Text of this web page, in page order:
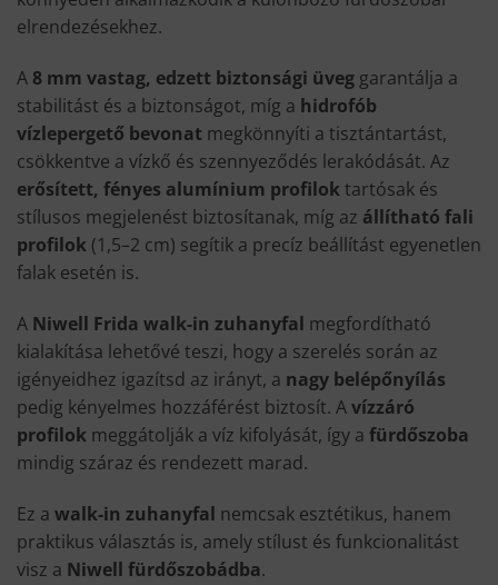
elrendezésekhez.
A 8 mm vastag, edzett biztonsági üveg garantálja a
stabilitást és a biztonságot, míg a hidrofób
vízlepergető bevonat megkönnyíti a tisztántartást,
csökkentve a vízkő és szennyeződés lerakódását. Az
erősített, fényes alumínium profiloktartósak és
stílusos megjelenést biztosítanak, míg az állítható fali
profilok (1,5–2 cm) segítik a precíz beállítást egyenetlen
falak esetén is.
A Niwell Frida walk-in zuhanyfal megfordítható
kialakítása lehetővé teszi, hogy a szerelés során az
igényeidhez igazítsd az irányt, a nagy belépőnyílás
pedig kényelmes hozzáférést biztosít. Avízzáró
profilok meggátolják a víz kifolyását, így a fürdőszoba
mindig száraz és rendezett marad.
Ez a walk-in zuhanyfal nemcsak esztétikus, hanem
praktikus választás is, amely stílust és funkcionalitást
visz a Niwell fürdőszobádba.